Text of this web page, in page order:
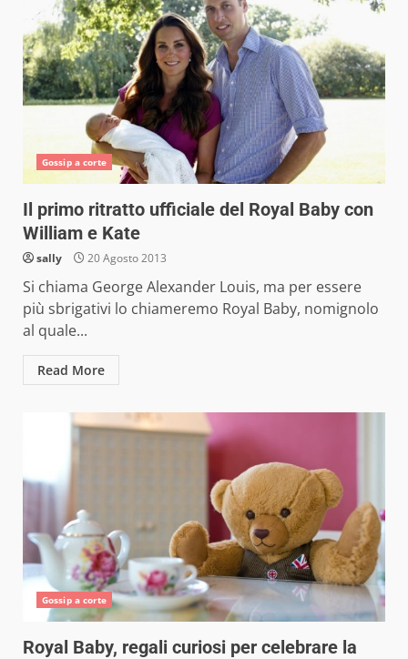
Gossip a corte
Il primo ritratto ufficiale del Royal Baby con
William e Kate
sally 20 Agosto 2013
Si chiama George Alexander Louis, ma per essere
più sbrigativi lo chiameremo Royal Baby, nomignolo
al quale...
Read More
Gossip a corte
Royal Baby, regali curiosi per celebrare la